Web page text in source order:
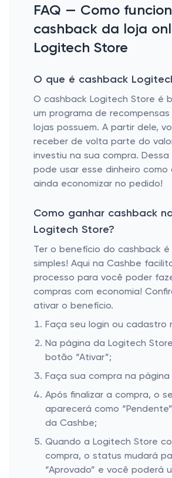
FAQ — Como
cashback da loja
Logitech Store
O que é cashback
O cashback Logitech Store é
um programa de recompensas
lojas possuem. A partir dele,
receber de volta parte do
investiu na sua compra.
pode usar esse dinheiro como
ainda economizar no pedido!
Como ganhar cashback
Logitech Store?
Ter o benefício do cashback é
simples! Aqui na Cashbe
processo para você poder
compras com economia!
ativar o benefício.
Faça seu login ou cadastro
Na página da Logitech
botão “Ativar”;
Faça sua compra na página
Após finalizar a compra, o
aparecerá como
da Cashbe;
Quando a Logitech Store
compra, o status mudará
“Aprovado” e você poderá